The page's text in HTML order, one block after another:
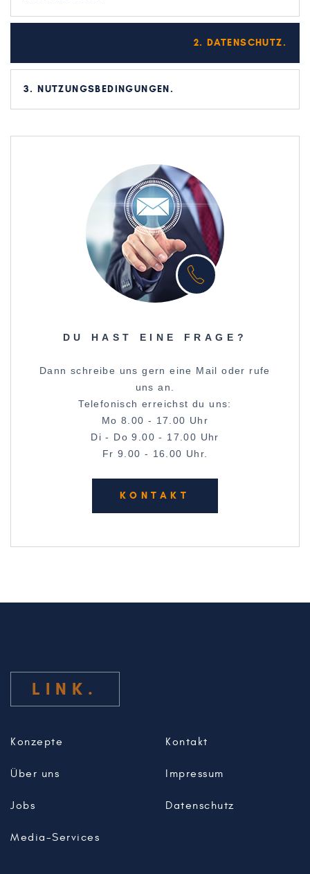
2. DATENSCHUTZ
3. NUTZUNGSBEDINGUNGEN
DU HAST EINE FRAGE?
Dann schreibe uns gern eine Mail oder rufe
uns an.
Telefonisch erreichst du uns:
Mo 8.00 - 17.00 Uhr
Di - Do 9.00 - 17.00 Uhr
Fr 9.00 - 16.00 Uhr.
KONTAKT
LINK
Konzepte
Über uns
Jobs
Media-Services
Kontakt
Impressum
Datenschutz